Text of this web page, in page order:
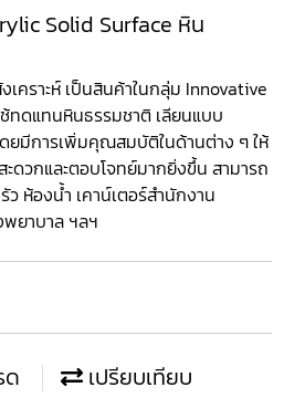
Solid Surface หิน
เคราะห์ เป็นสินค้าในกลุ่ม Innovative
ทดแทนหินธรรมชาติ เลียนแบบ
ยมีการเพิ่มคุณสมบัติในด้านต่าง ๆ ให้
ะดวกและตอบโจทย์มากยิ่งขึ้น สามารถ
ว ห้องน้ำ เคาน์เตอร์สำนักงาน
พยาบาล ฯลฯ
ด เปรียบเทียบ